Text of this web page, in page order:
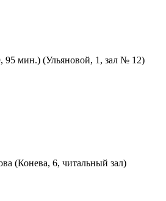
95 мин.) (Ульяновой, 1, зал № 12)
(Конева, 6, читальный зал)